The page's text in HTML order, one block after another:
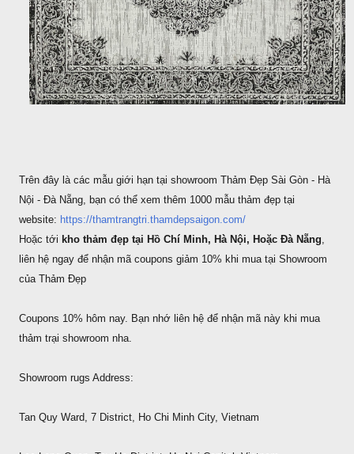
Trên đây là các mẫu giới hạn tại showroom Thảm Đẹp Sài Gòn - Hà
Nội - Đà Nẵng, bạn có thể xem thêm 1000 mẫu thảm đẹp tại
website: https://thamtrangtri.thamdepsaigon.com/
Hoặc tới kho thảm đẹp tại Hồ Chí Minh, Hà Nội, Hoặc Đà Nẵng,
liên hệ ngay để nhận mã coupons giảm 10% khi mua tại Showroom
của Thảm Đẹp
Coupons 10% hôm nay. Bạn nhớ liên hệ để nhận mã này khi mua
thảm trại showroom nha.
Showroom rugs Address:
Tan Quy Ward, 7 District, Ho Chi Minh City, Vietnam